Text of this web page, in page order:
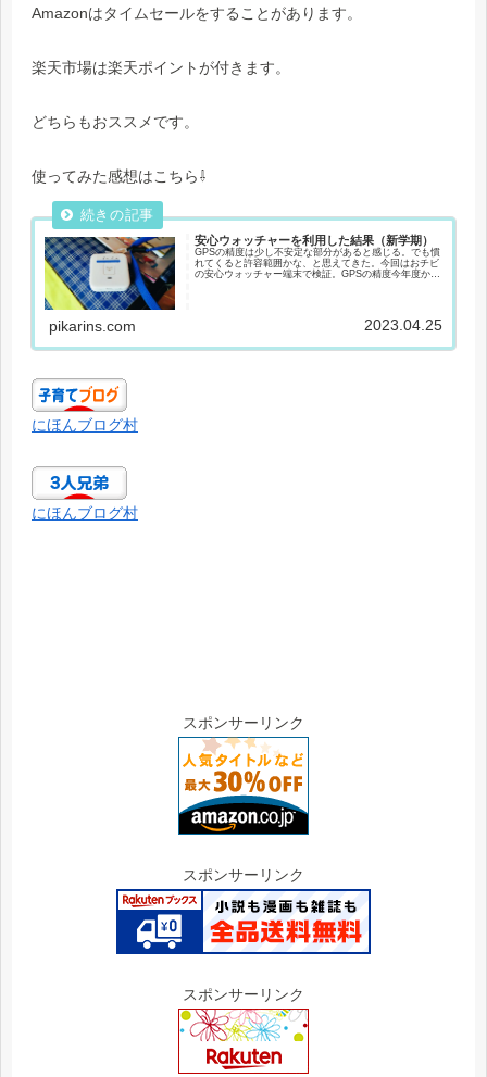
Amazonはタイムセールをすることがあります。
楽天市場は楽天ポイントが付きます。
どちらもおススメです。
使ってみた感想はこちら⇩
安心ウォッチャーを利用した結果（新学期）
GPSの精度は少し不安定な部分があると感じる。でも慣
れてくると許容範囲かな、と思えてきた。今回はおチビ
の安心ウォッチャー端末で検証。GPSの精度今年度から
pikarins.com 2023.04.25
にほんブログ村
にほんブログ村
スポンサーリンク
スポンサーリンク
スポンサーリンク